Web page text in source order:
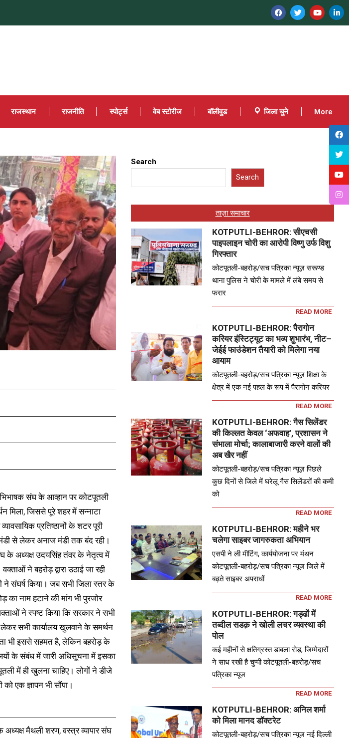
राजस्थान राजनीति स्पोर्ट्स वेब स्टोरीज बॉलीवुड जिला चुने More
संघ के आव्हान पर कोटपूतली
मिला, जिससे पूरे शहर में सन्नाटा
प्रतिष्ठानों के शटर पूरी
से लेकर अनाज मंडी तक बंद रही।
के अध्यक्ष उदयसिंह तंवर के नेतृत्व में
ने बहरोड़ द्वारा उठाई जा रही
संघर्ष किया। जब सभी जिला स्तर के
का नाम हटाने की मांग भी पुरजोर
ने स्पष्ट किया कि सरकार ने सभी
सभी कार्यालय खुलवाने के समर्थन
भी इससे सहमत है, लेकिन बहरोड़ के
के संबंध में जारी अधिसूचना में इसका
में ही खुलना चाहिए। लोगों ने डीजे
एक ज्ञापन भी सौंपा।
मैथली शरण, वस्त्र व्यापार संघ
Search
Search
ताज़ा समाचार
KOTPUTLI-BEHROR: सीएचसी
पाइपलाइन चोरी का आरोपी विष्णु उर्फ विशु
गिरफ्तार
कोटपूतली-बहरोड़/सच पत्रिका न्यूज़ सरूण्ड
थाना पुलिस ने चोरी के मामले में लंबे समय से
फरार
READ MORE
KOTPUTLI-BEHROR: पैरागोन
करियर इंस्टिट्यूट का भव्य शुभारंभ, नीट–
जेईई फाउंडेशन तैयारी को मिलेगा नया
आयाम
कोटपूतली-बहरोड़/सच पत्रिका न्यूज़ शिक्षा के
क्षेत्र में एक नई पहल के रूप में पैरागोन करियर
READ MORE
KOTPUTLI-BEHROR: गैस सिलेंडर
की किल्लत केवल ‘अफवाह’, प्रशासन ने
संभाला मोर्चा; कालाबाजारी करने वालों की
अब खैर नहीं
कोटपूतली-बहरोड़/सच पत्रिका न्यूज़ पिछले
कुछ दिनों से जिले में घरेलू गैस सिलेंडरों की कमी
को
READ MORE
KOTPUTLI-BEHROR: महीने भर
चलेगा साइबर जागरुकता अभियान
एसपी ने ली मीटिंग, कार्ययोजना पर मंथन
कोटपूतली-बहरोड़/सच पत्रिका न्यूज जिले में
बढ़ते साइबर अपराधों
READ MORE
KOTPUTLI-BEHROR: गड्ढों में
तब्दील सडक़ ने खोली लचर व्यवस्था की
पोल
कई महीनों से क्षतिग्रस्त डाबला रोड़, जिम्मेदारों
ने साध रखी है चुप्पी कोटपूतली-बहरोड़/सच
पत्रिका न्यूज
READ MORE
KOTPUTLI-BEHROR: अनिल शर्मा
को मिला मानद डॉक्टरेट
कोटपूतली-बहरोड़/सच पत्रिका न्यूज नई दिल्ली